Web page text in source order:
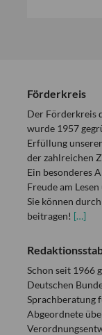
Förderkreis
Der Förderkreis
wurde 1957
Erfüllung
der zahlreichen
Ein besonderes
Freude am
Sie können
beitragen! […]
Schon seit 1966
Deutschen
Sprachberatung
Abgeordnete